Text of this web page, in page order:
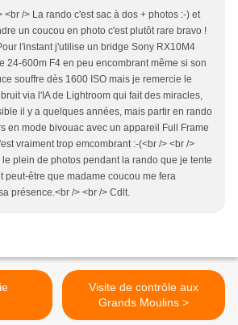
<br /> La rando c'est sac à dos + photos :-) et
un coucou en photo c'est plutôt rare bravo !
l'instant j'utilise un bridge Sony RX10M4
24-600m F4 en peu encombrant même si son
souffre dès 1600 ISO mais je remercie le
via l'IA de Lightroom qui fait des miracles,
il y a quelques années, mais partir en rando
en mode bivouac avec un appareil Full Frame
vraiment trop emcombrant :-(<br /> <br />
plein de photos pendant la rando que je tente
peut-être que madame coucou me fera
présence.<br /> <br /> Cdlt.
Visite de contrôle aux
Grands Moulins >